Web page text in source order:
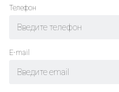
Телефон
E-mail